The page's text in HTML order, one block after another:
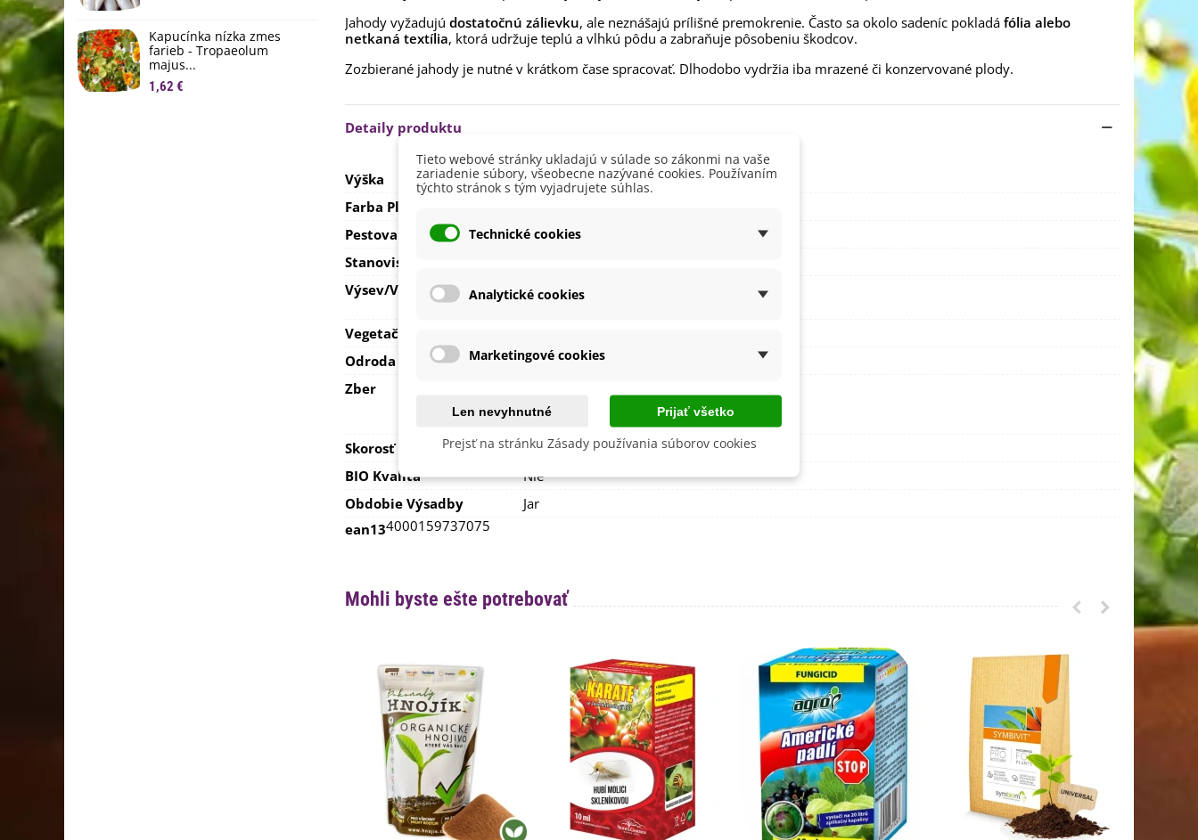
Kapucínka nízka zmes
farieb - Tropaeolum
majus...
1,62 €
4,08 €
Jahody vyžadujú dostatočnú zálievku, ale neznášajú prílišné premokrenie. Často sa okolo sadeníc pokladá fólia alebo
netkaná textília, ktorá udržuje teplú a vlhkú pôdu a zabraňuje pôsobeniu škodcov.
Zozbierané jahody je nutné v krátkom čase spracovať. Dlhodobo vydržia iba mrazené či konzervované plody.
Detaily produktu
Výška
20 - 40 cm
Farba Plodu
Pestovanie
V exteriéri - vonku
Stanovisko
Výsev/výsadba
Apríl
Vegetačné Obdobie
Odroda
Nehybridná
Zber
Jún
Máj
Skorosť Odrody
Veľmi skorá
BIO Kvalita
Nie
Obdobie Výsadby
Jar
ean134000159737075
Mohli byste ešte potrebovať
Tieto webové stránky ukladajú v súlade so zákonmi na vaše
zariadenie súbory, všeobecne nazývané cookies. Používaním
týchto stránok s tým vyjadrujete súhlas.
Technické cookies
Analytické cookies
Marketingové cookies
Len nevyhnutné Prijať všetko
Prejsť na stránku Zásady používania súborov cookies